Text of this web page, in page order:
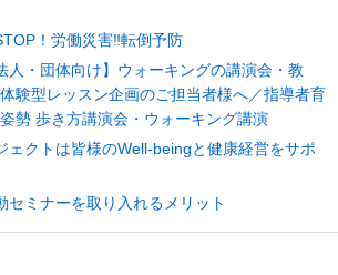
！労働災害‼転倒予防
人・団体向け】ウォーキングの講演会・教
験型レッスン企画のご担当者様へ／指導者育
勢 歩き方講演会・ウォーキング講演
ェクトは皆様のWell-beingと健康経営をサポ
セミナーを取り入れるメリット